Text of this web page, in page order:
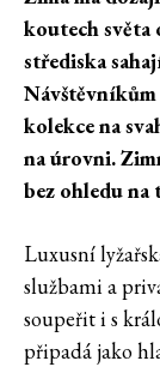
koutech světa
střediska
kolekce na
na úrovni.
bez ohledu na
Luxusní
službami a
soupeřit i s
připadá jako